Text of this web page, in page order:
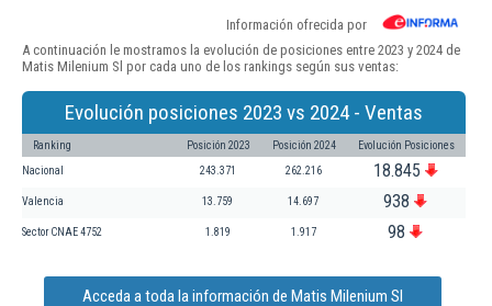
Información ofrecida por
A continuación le mostramos la evolución de posiciones entre 2023 y 2024 de
Matis Milenium Sl por cada uno de los rankings según sus ventas:
Evolución posiciones 2023 vs 2024 - Ventas
Ranking Posición 2023 Posición 2024 Evolución Posiciones
Nacional 243.371 262.216 18.845
Valencia 13.759 14.697 938
Sector CNAE 4752 1.819 1.917 98
Acceda a toda la información de Matis Milenium Sl